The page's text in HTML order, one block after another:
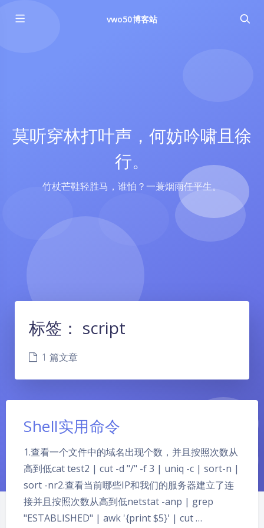
vwo50博客站
莫听穿林打叶声，何妨吟啸且徐
行。
竹杖芒鞋轻胜马，谁怕？一蓑烟雨任平生。
夜间模式
标签： script
1 篇文章
Shell实用命令
1.查看一个文件中的域名出现个数，并且按照次数从
高到低cat test2 | cut -d "/" -f 3 | uniq -c | sort-n |
sort -nr2.查看当前哪些IP和我们的服务器建立了连
接并且按照次数从高到低netstat -anp | grep
"ESTABLISHED" | awk '{print $5}' | cut …